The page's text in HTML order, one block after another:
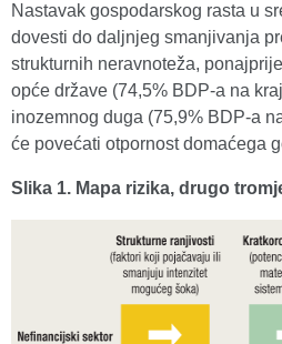
Nastavak gospodarskog rasta u
dovesti do daljnjeg smanjivanja
strukturnih neravnoteža,
opće države (74,5% BDP-a na
inozemnog duga (75,9% BDP-a
će povećati otpornost domaćega
Slika 1. Mapa rizika, drugo